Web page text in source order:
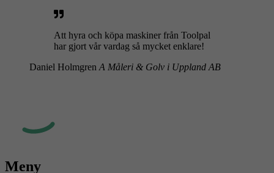
Att hyra och köpa maskiner från Toolpal
har gjort vår vardag så mycket enklare!
Daniel Holmgren A Måleri & Golv i Uppland AB
Meny